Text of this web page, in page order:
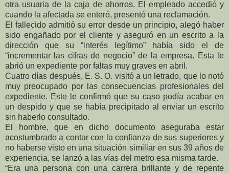
otra usuaria de la caja de ahorros. El empleado accedió y
cuando la afectada se enteró, presentó una reclamación.
El fallecido admitió su error desde un principio, alegó haber
sido engañado por el cliente y aseguró en un escrito a la
dirección que su “interés legítimo” había sido el de
“incrementar las cifras de negocio” de la empresa. Esta le
abrió un expediente por faltas muy graves en abril.
Cuatro días después, E. S. O. visitó a un letrado, que lo notó
muy preocupado por las consecuencias profesionales del
expediente. Este le confirmó que su caso podía acabar en
un despido y que se había precipitado al enviar un escrito
sin haberlo consultado.
El hombre, que en dicho documento aseguraba estar
acostumbrado a contar con la confianza de sus superiores y
no haberse visto en una situación similiar en sus 39 años de
experiencia, se lanzó a las vías del metro esa misma tarde.
“Era una persona con una carrera brillante y de repente